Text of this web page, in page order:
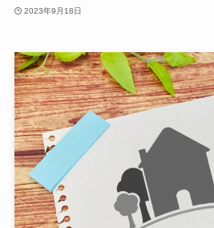
2023年9月18日